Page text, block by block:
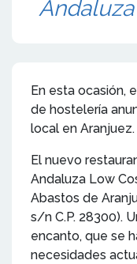
En esta ocasión,
de hostelería
local en Aranjuez.
El nuevo
Andaluza Low
Abastos de
s/n C.P. 28300).
encanto, que se
necesidades